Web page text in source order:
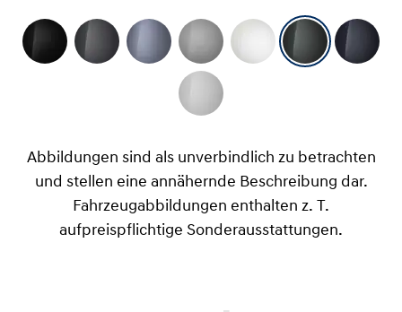
Abbildungen sind als unverbindlich zu betrachten
und stellen eine annähernde Beschreibung dar.
Fahrzeugabbildungen enthalten z. T.
aufpreispflichtige Sonderausstattungen.